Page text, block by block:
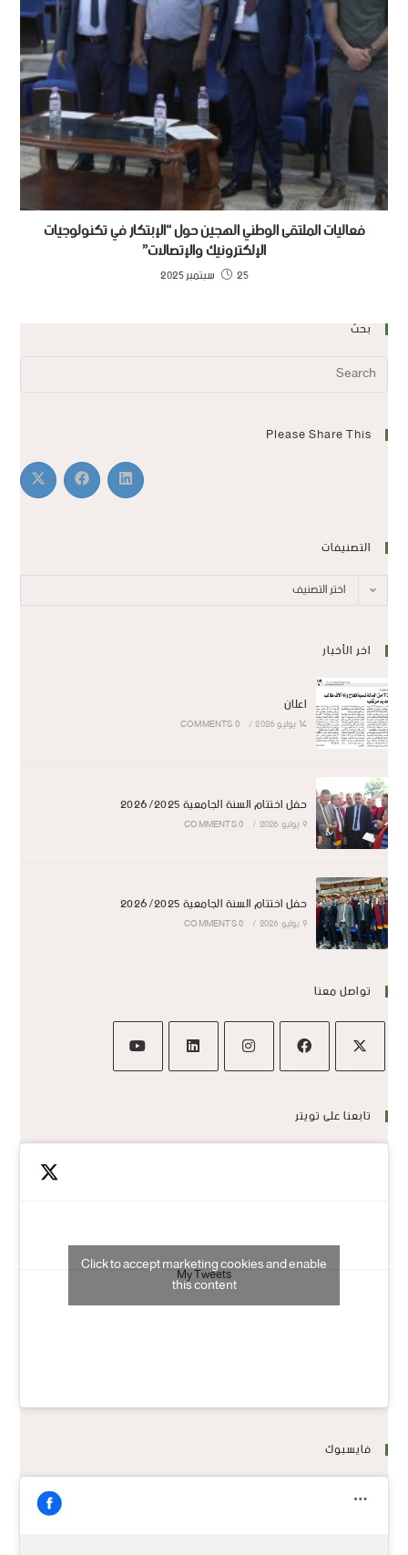
فعاليات الملتقى الوطني الهجين حول “الإبتكار في تكنولوجيات
الإلكترونيك والإتصالات”
25 سبتمبر 2025
بحث
Please Share This
التصنيفات
اختر التصنيف
اخر الأخبار
اعلان
14 يوليو 2026 /
0 COMMENTS
حفل اختتام السنة الجامعية 2026/2025
9 يوليو 2026 /
0 COMMENTS
حفل اختتام السنة الجامعية 2026/2025
9 يوليو 2026 /
0 COMMENTS
تواصل معنا
تابعنا على تويتر
My Tweets
Click to accept marketing cookies and enable
this content
فايسبوك